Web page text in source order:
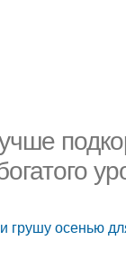
осенью